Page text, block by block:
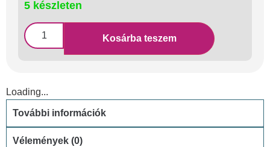
5 készleten
Kosárba teszem
Loading...
További információk
Vélemények (0)